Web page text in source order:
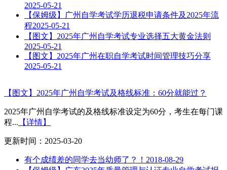
2025-05-21
【保姆级】广州自学考试学历退税申请条件及2025年流
程2025-05-21
【图文】2025年广州自学考试专业选择五大黄金法则
2025-05-21
【图文】2025年广州在职自学考试时间管理技巧分享
2025-05-21
【图文】2025年广州自学考试及格线标准：60分就能过？
2025年广州自学考试的及格线标准设定为60分，考生在每门课
程... 【详情】
更新时间：2025-03-20
有个成绩差的同学去当幼师了？！ 2018-08-29